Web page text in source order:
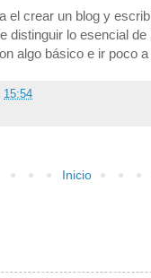
el crear un blog y
distinguir lo esencial
algo básico e ir poco
15:54
Inicio